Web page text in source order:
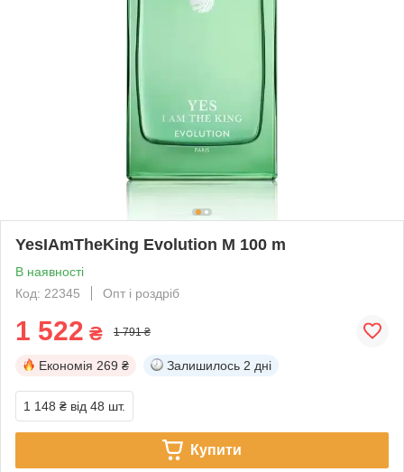
YesIAmTheKing Evolution M 100 m
В наявності
Код: 22345
Опт і роздріб
1 522 ₴ 1 791 ₴
Економія 269 ₴ Залишилось 2 дні
1 148 ₴ від 48 шт.
Купити